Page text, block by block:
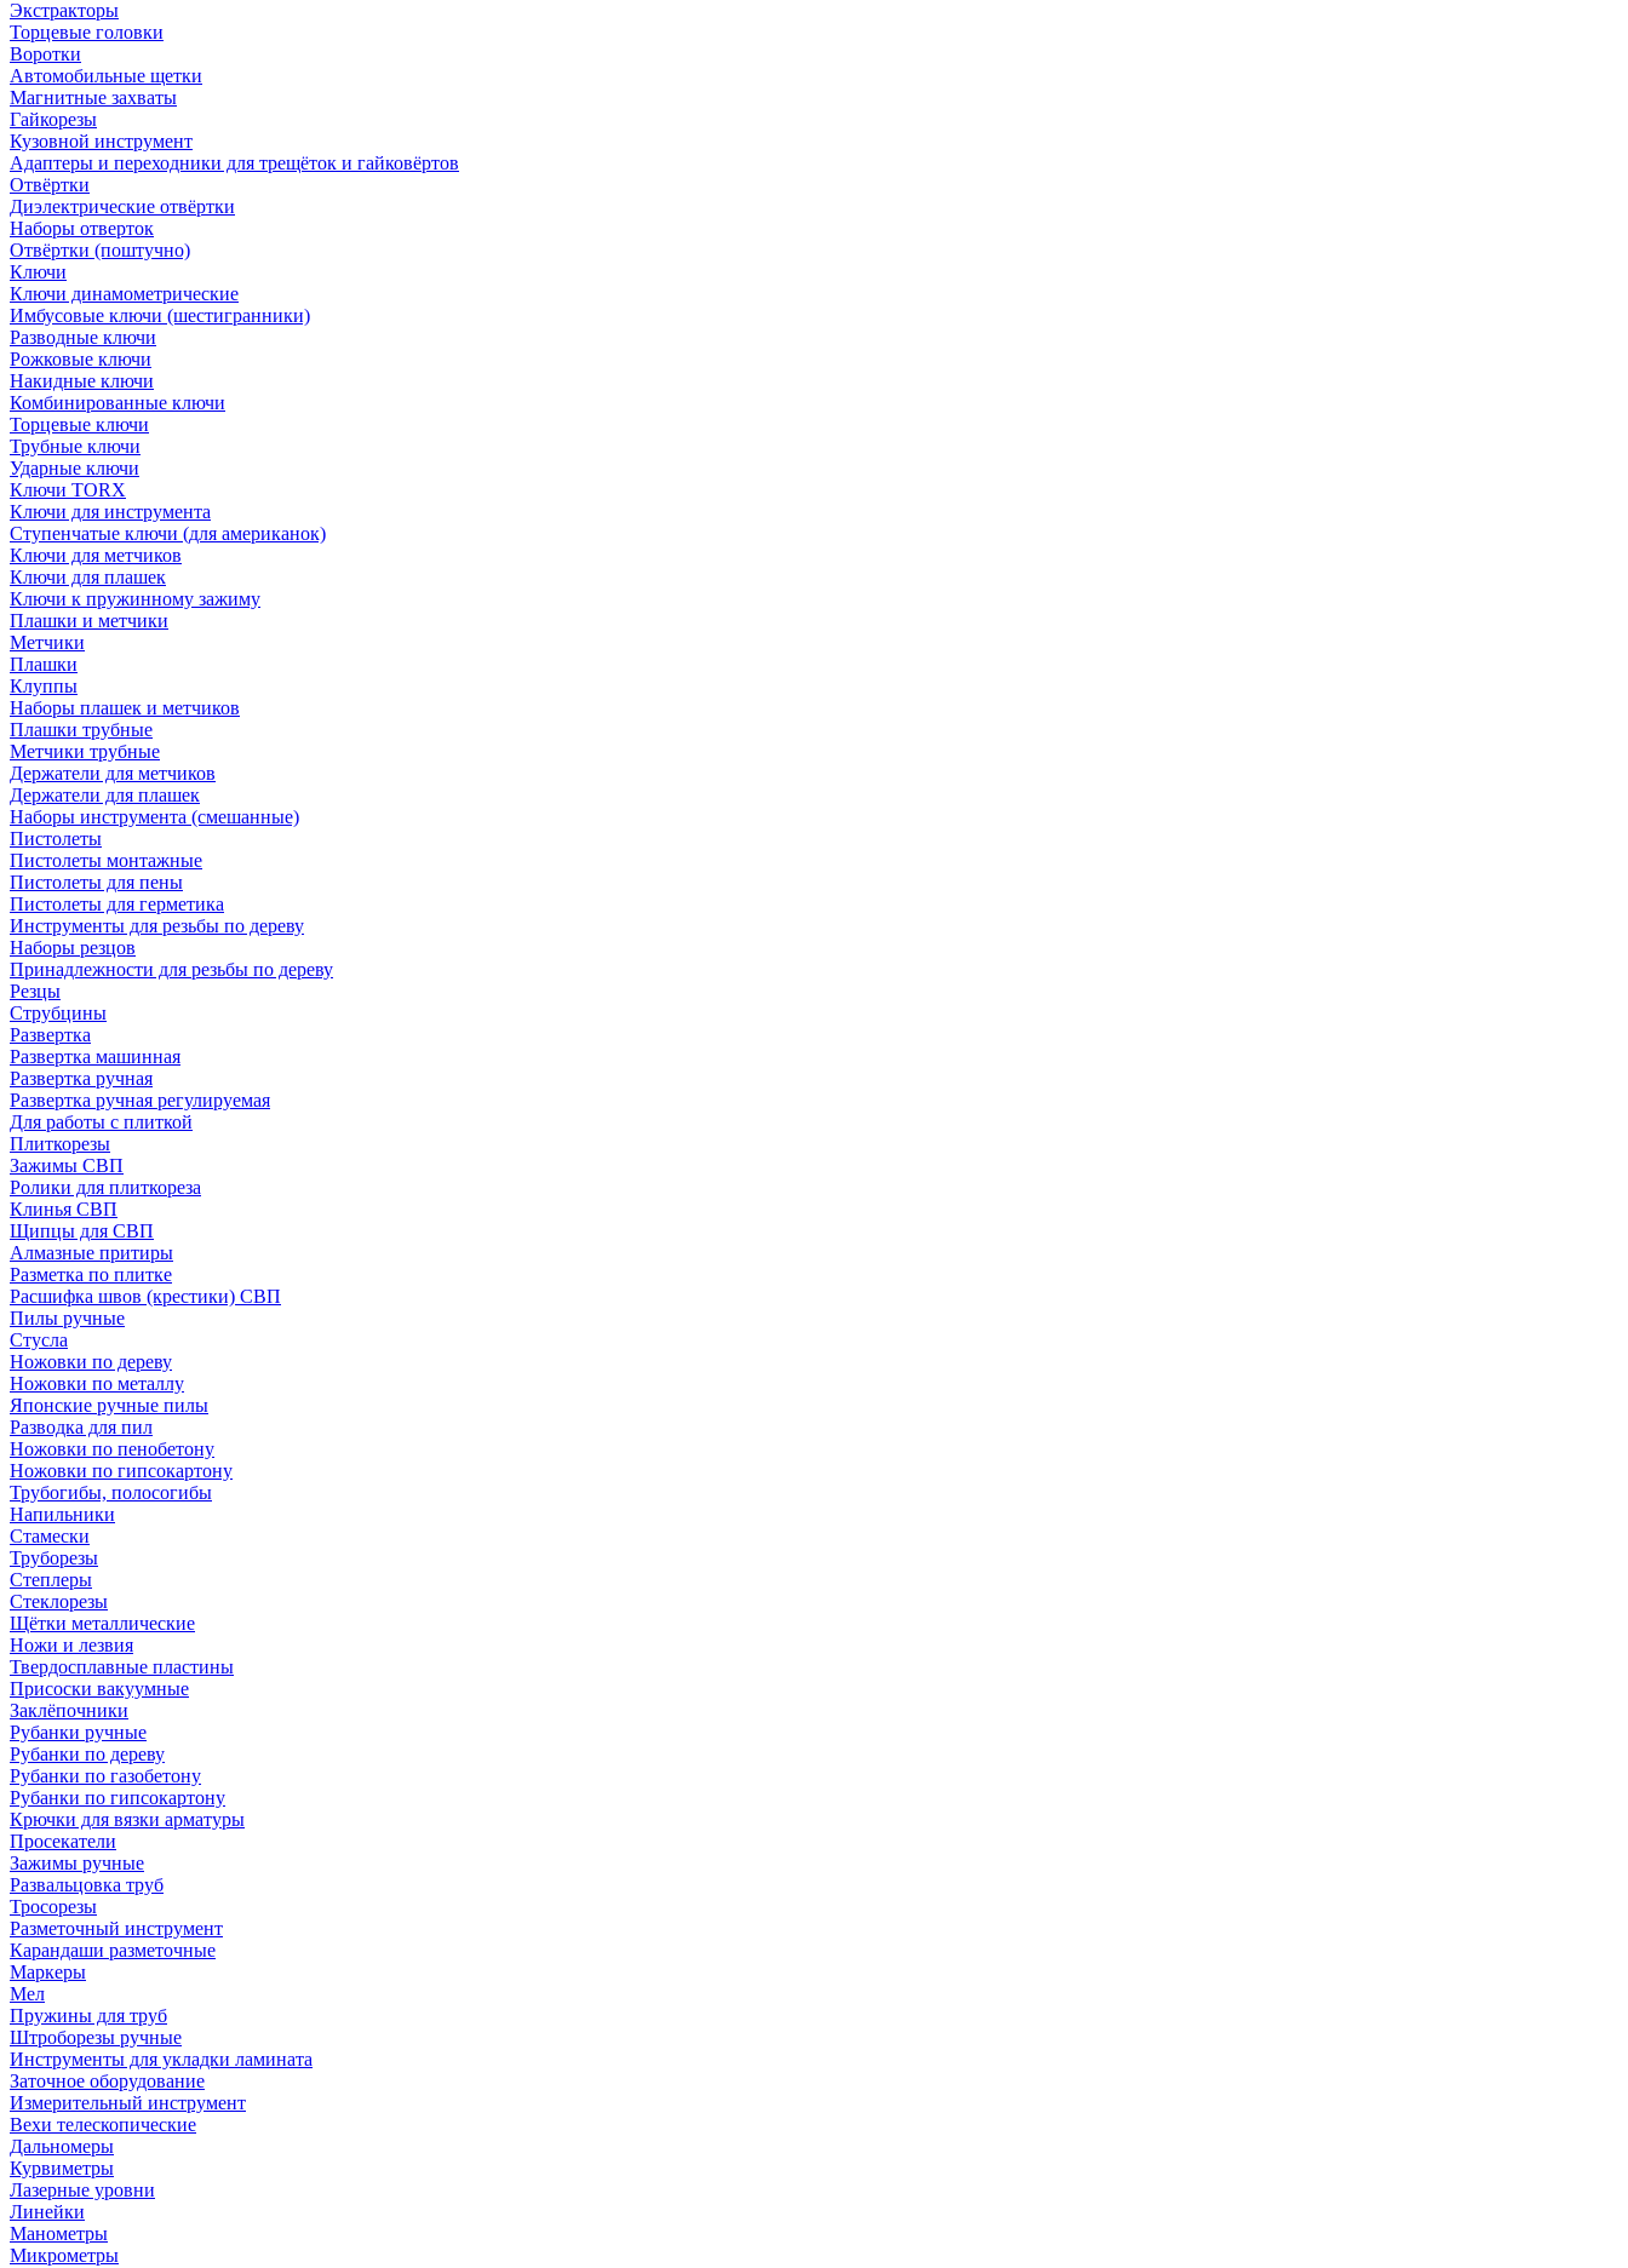
Экстракторы
Торцевые головки
Воротки
Автомобильные щетки
Магнитные захваты
Гайкорезы
Кузовной инструмент
Адаптеры и переходники для трещёток и гайковёртов
Отвёртки
Диэлектрические отвёртки
Наборы отверток
Отвёртки (поштучно)
Ключи
Ключи динамометрические
Имбусовые ключи (шестигранники)
Разводные ключи
Рожковые ключи
Накидные ключи
Комбинированные ключи
Торцевые ключи
Трубные ключи
Ударные ключи
Ключи TORX
Ключи для инструмента
Ступенчатые ключи (для американок)
Ключи для метчиков
Ключи для плашек
Ключи к пружинному зажиму
Плашки и метчики
Метчики
Плашки
Клуппы
Наборы плашек и метчиков
Плашки трубные
Метчики трубные
Держатели для метчиков
Держатели для плашек
Наборы инструмента (смешанные)
Пистолеты
Пистолеты монтажные
Пистолеты для пены
Пистолеты для герметика
Инструменты для резьбы по дереву
Наборы резцов
Принадлежности для резьбы по дереву
Резцы
Струбцины
Развертка
Развертка машинная
Развертка ручная
Развертка ручная регулируемая
Для работы с плиткой
Плиткорезы
Зажимы СВП
Ролики для плиткореза
Клинья СВП
Щипцы для СВП
Алмазные притиры
Разметка по плитке
Расшифка швов (крестики) СВП
Пилы ручные
Стусла
Ножовки по дереву
Ножовки по металлу
Японские ручные пилы
Разводка для пил
Ножовки по пенобетону
Ножовки по гипсокартону
Трубогибы, полосогибы
Напильники
Стамески
Труборезы
Степлеры
Стеклорезы
Щётки металлические
Ножи и лезвия
Твердосплавные пластины
Присоски вакуумные
Заклёпочники
Рубанки ручные
Рубанки по дереву
Рубанки по газобетону
Рубанки по гипсокартону
Крючки для вязки арматуры
Просекатели
Зажимы ручные
Развальцовка труб
Тросорезы
Разметочный инструмент
Карандаши разметочные
Маркеры
Мел
Пружины для труб
Штроборезы ручные
Инструменты для укладки ламината
Заточное оборудование
Измерительный инструмент
Вехи телескопические
Дальномеры
Курвиметры
Лазерные уровни
Линейки
Манометры
Микрометры